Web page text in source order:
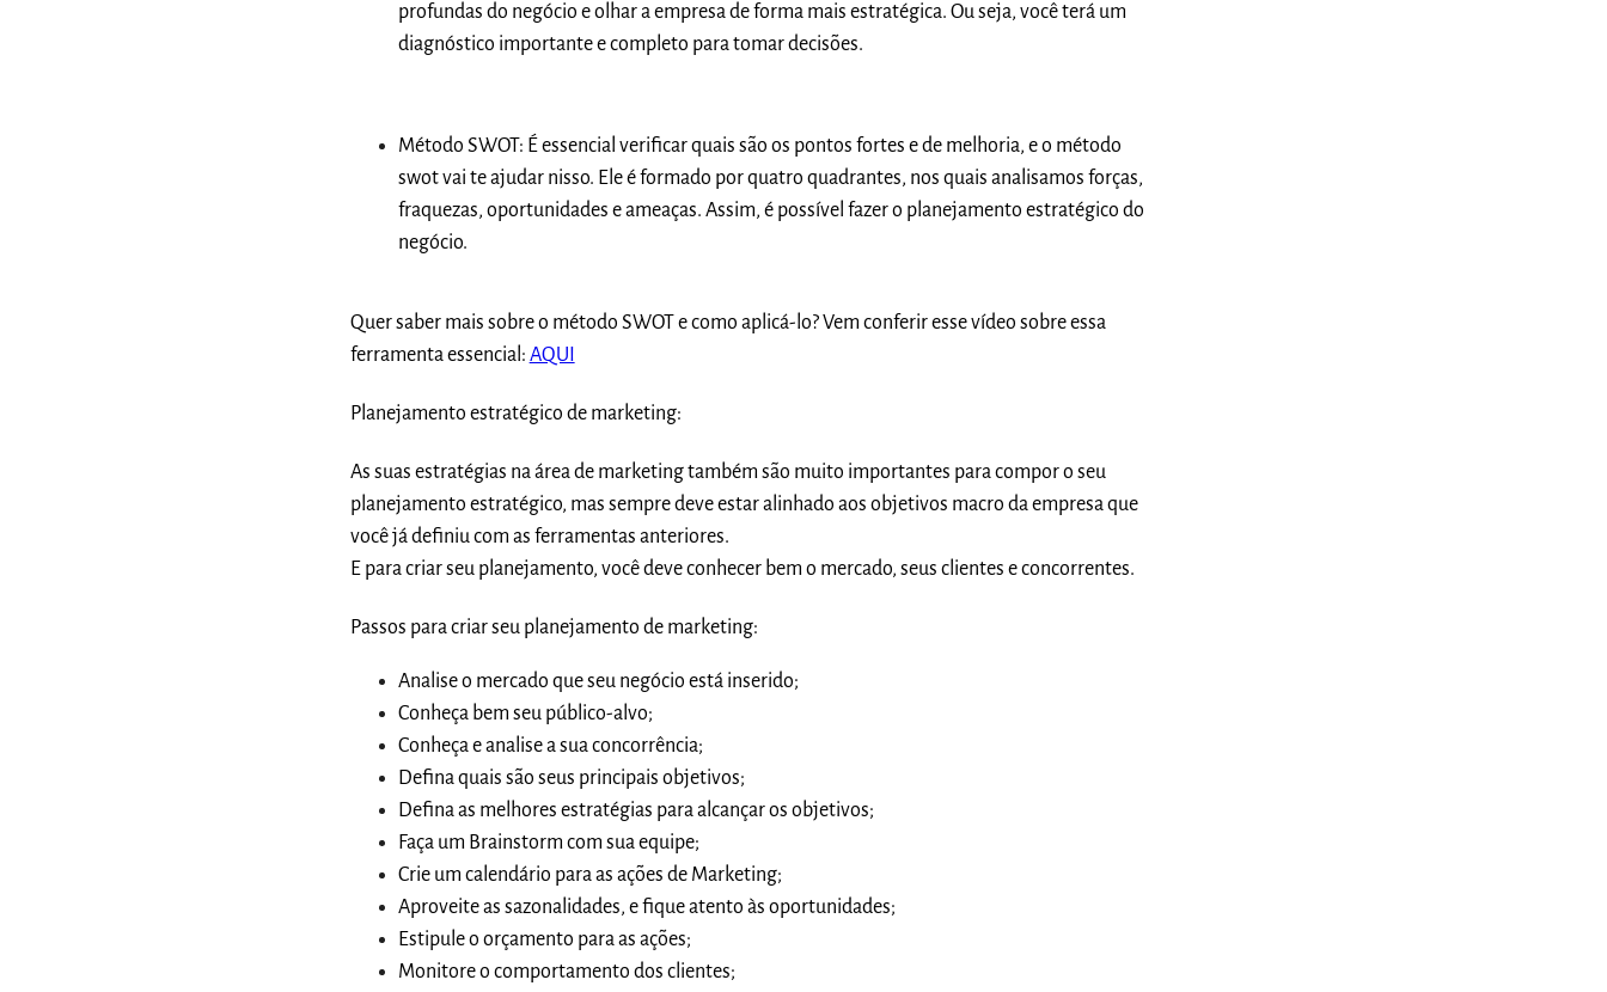
profundas do negócio e olhar a empresa de forma mais estratégica. Ou seja, você terá um
diagnóstico importante e completo para tomar decisões.
Método SWOT: É essencial verificar quais são os pontos fortes e de melhoria, e o método
swot vai te ajudar nisso. Ele é formado por quatro quadrantes, nos quais analisamos forças,
fraquezas, oportunidades e ameaças. Assim, é possível fazer o planejamento estratégico do
negócio.
Quer saber mais sobre o método SWOT e como aplicá-lo? Vem conferir esse vídeo sobre essa
ferramenta essencial: AQUI
Planejamento estratégico de marketing:
As suas estratégias na área de marketing também são muito importantes para compor o seu
planejamento estratégico, mas sempre deve estar alinhado aos objetivos macro da empresa que
você já definiu com as ferramentas anteriores.
E para criar seu planejamento, você deve conhecer bem o mercado, seus clientes e concorrentes.
Passos para criar seu planejamento de marketing:
Analise o mercado que seu negócio está inserido;
Conheça bem seu público-alvo;
Conheça e analise a sua concorrência;
Defina quais são seus principais objetivos;
Defina as melhores estratégias para alcançar os objetivos;
Faça um Brainstorm com sua equipe;
Crie um calendário para as ações de Marketing;
Aproveite as sazonalidades, e fique atento às oportunidades;
Estipule o orçamento para as ações;
Monitore o comportamento dos clientes;